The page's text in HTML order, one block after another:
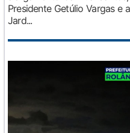
Presidente Getúlio Vargas e
Jard...